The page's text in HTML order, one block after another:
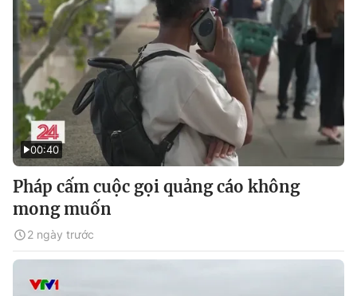
00:40
Pháp cấm cuộc gọi quảng cáo không
mong muốn
2 ngày trước